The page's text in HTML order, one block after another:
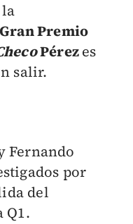
Premio
Pérezes
salir.
Fernando
por
del
Q1.